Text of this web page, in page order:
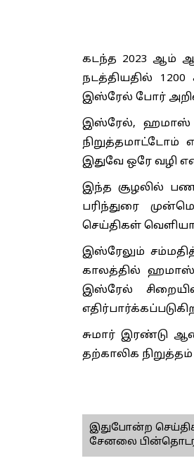
கடந்த 2023 ஆம்
நடத்தியதில்
இஸ்ரேல் போர்
இஸ்ரேல், ஹமாஸ்
நிறுத்தமாட்டோம்
இதுவே ஒரே வழி
இந்த சூழலில்
பரிந்துரை
செய்திகள்
இஸ்ரேலும்
காலத்தில் ஹமாஸ்
இஸ்ரேல்
சுமார் இரண்டு
தற்காலிக நிறுத்தம்
இதுபோன்ற
சேனலை